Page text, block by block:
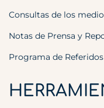
Consultas de los
Notas de Prensa y
Programa de